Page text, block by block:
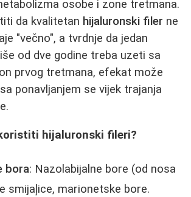
osobe i zone tretmana.
da kvalitetan hijaluronski filer ne
"večno", a tvrdnje da jedan
od dve godine treba uzeti sa
prvog tretmana, efekat može
ponavljanjem se vijek trajanja
hijaluronski fileri?
bora: Nazolabijalne bore (od nosa
smijaļice, marionetske bore.